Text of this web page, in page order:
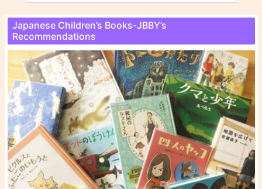
Japanese Children’s Books-JBBY’s
Recommendations